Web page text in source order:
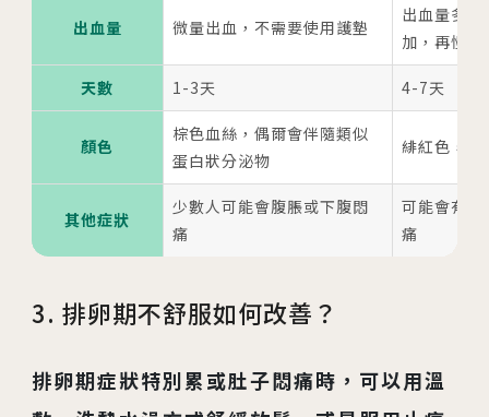
出血量 微量出血，不需要使用護墊
出血量多
加，再慢慢
天數 1-3天 4-7天
顏色
棕色血絲，偶爾會伴隨類似
蛋白狀分泌物
緋紅色，可
其他症狀
少數人可能會腹脹或下腹悶
痛
可能會有較
痛
3. 排卵期不舒服如何改善？
排卵期症狀特別累或肚子悶痛時，可以用溫